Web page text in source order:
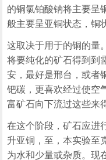
的铜氯铂酸钠将主要呈
般主要呈亚铜状态，铜
这取决于用于的铜的量
将要纯化的矿石得到到
安，最好是邢台，或者
钯碳，更喜欢经过使空
富矿石向下流过这些来
在这个阶段，矿石应进
升亚铜，至，本实验至
为水和少量或杂质。现